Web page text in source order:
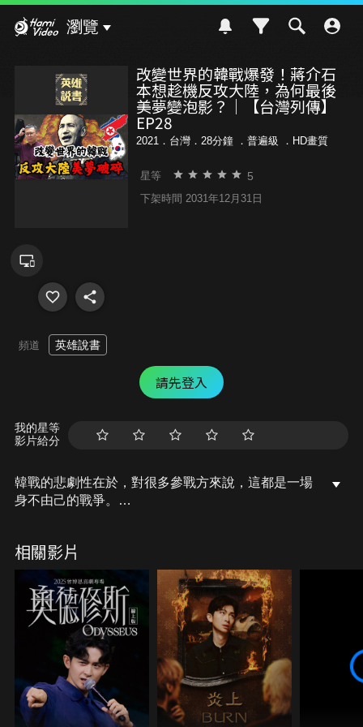
瀏覽
改變世界的韓戰爆發！蔣介石
本想趁機反攻大陸，為何最後
美夢變泡影？｜【台灣列傳】
EP28
2021．台灣．28分鐘 ． 普遍級 ．HD畫質
星等 5
下架時間 2031年12月31日
頻道 英雄說書
請先登入
我的星等
影片給分
韓戰的悲劇性在於，對很多參戰方來說，這都是一場
身不由己的戰爭。
剪輯：Allen
#韓戰
#長津湖
#台灣列傳
相關影片